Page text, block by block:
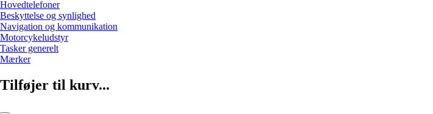
Hovedtelefoner
Beskyttelse og synlighed
Navigation og kommunikation
Motorcykeludstyr
Tasker generelt
Mærker
Tilføjer til kurv...